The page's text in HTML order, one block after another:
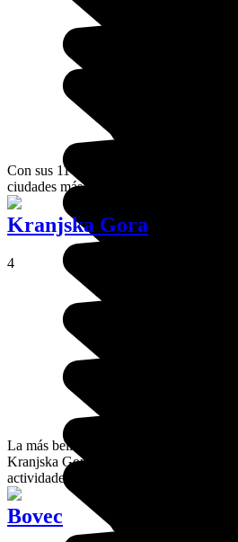
Con sus 11 000 habitantes, Škofja Loka
ciudades más encantadoras de
Kranjska Gora
4
La más bella estación de deportes de
Kranjska Gora también es muy
actividades disponibles.
Bovec